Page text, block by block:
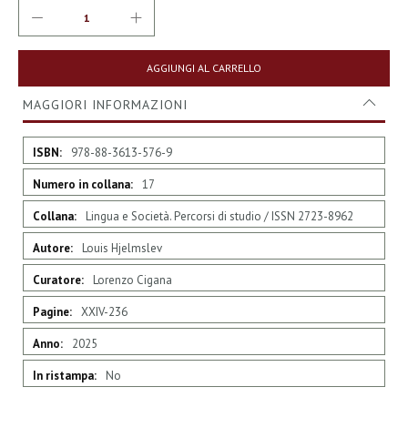
AGGIUNGI AL CARRELLO
MAGGIORI INFORMAZIONI
Informazioni978-88-3613-576-9
17
Lingua e Società. Percorsi di studio / ISSN 2723-8962
Louis Hjelmslev
Lorenzo Cigana
XXIV-236
2025
No